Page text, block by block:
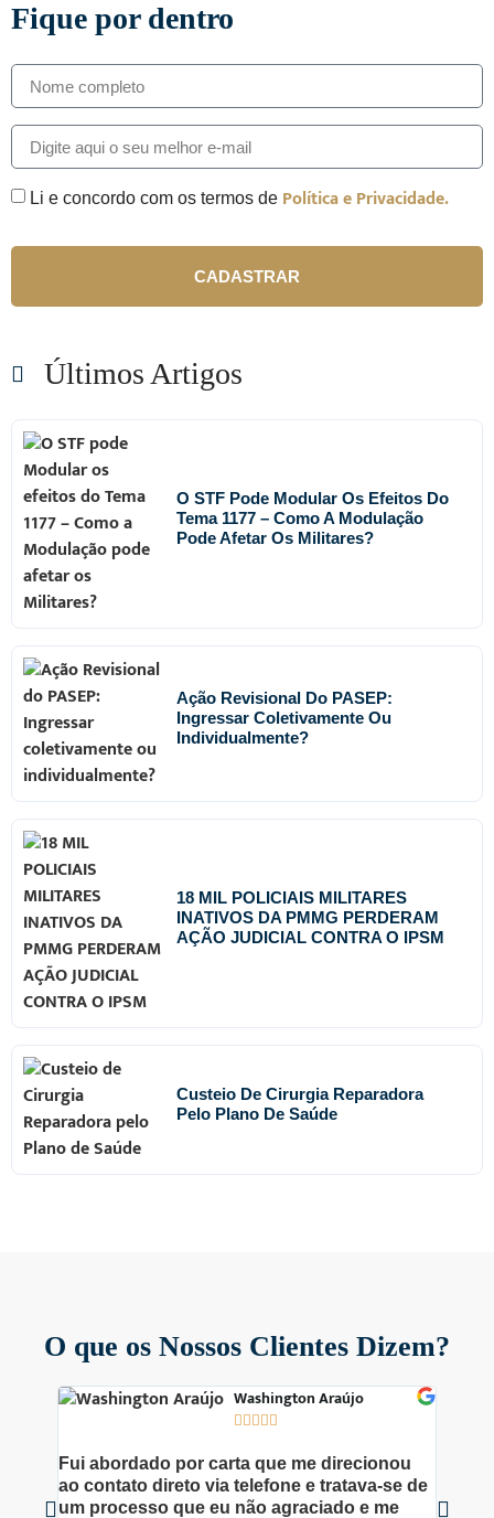
Fique por dentro
Li e concordo com os termos de Política e Privacidade.
CADASTRAR
Últimos Artigos
O STF Pode Modular Os Efeitos Do
Tema 1177 – Como A Modulação
Pode Afetar Os Militares?
Ação Revisional Do PASEP:
Ingressar Coletivamente Ou
Individualmente?
18 MIL POLICIAIS MILITARES
INATIVOS DA PMMG PERDERAM
AÇÃO JUDICIAL CONTRA O IPSM
Custeio De Cirurgia Reparadora
Pelo Plano De Saúde
O que os Nossos Clientes Dizem?
Washington Araújo
    
Fui abordado por carta que me direcionou
ao contato direto via telefone e tratava-se de
um processo que eu não agraciado e me